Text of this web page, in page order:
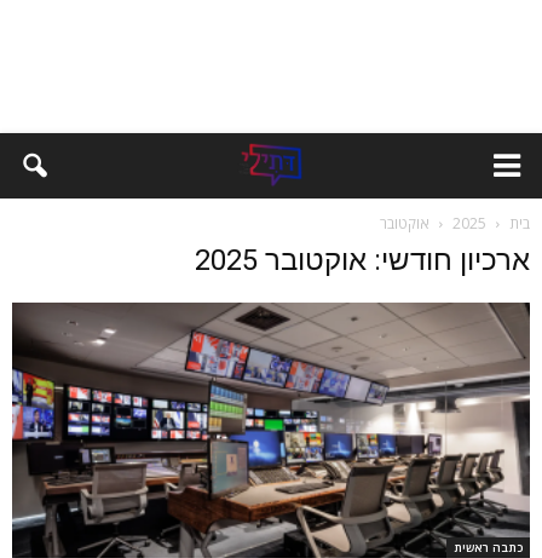
בית 2025 אוקטובר
ארכיון חודשי: אוקטובר 2025
כתבה ראשית